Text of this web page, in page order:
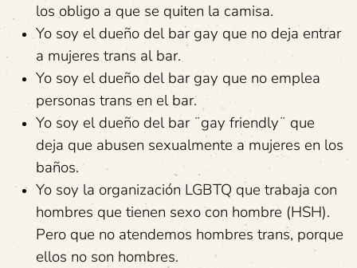
los obligo a que se quiten la camisa.
Yo soy el dueño del bar gay que no deja entrar
a mujeres trans al bar.
Yo soy el dueño del bar gay que no emplea
personas trans en el bar.
Yo soy el dueño del bar ¨gay friendly¨ que
deja que abusen sexualmente a mujeres en los
baños.
Yo soy la organización LGBTQ que trabaja con
hombres que tienen sexo con hombre (HSH).
Pero que no atendemos hombres trans, porque
ellos no son hombres.